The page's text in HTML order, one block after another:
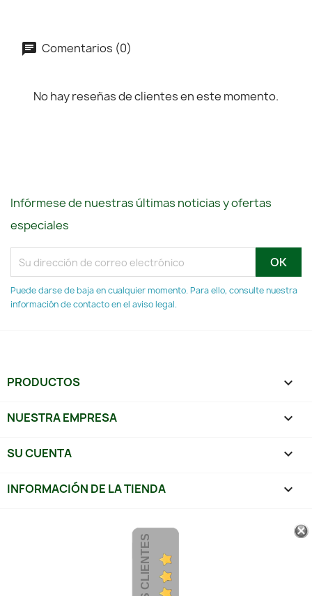
Comentarios (0)
No hay reseñas de clientes en este momento.
Infórmese de nuestras últimas noticias y ofertas
especiales
Puede darse de baja en cualquier momento. Para ello, consulte nuestra
información de contacto en el aviso legal.
PRODUCTOS 
NUESTRA EMPRESA 
SU CUENTA 
INFORMACIÓN DE LA TIENDA keyboard_arrow_down